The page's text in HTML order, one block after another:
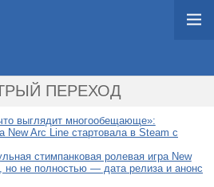
ПЕРЕХОД
выглядит многообещающе»:
New Arc Line стартовала в Steam с
стимпанковая ролевая игра New
но не полностью — дата релиза и анонс